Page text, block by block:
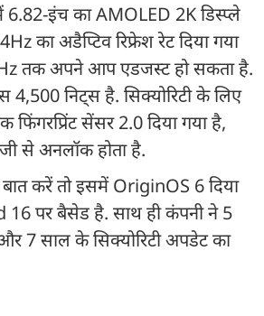
6.82-इंच का AMOLED 2K डिस्प्ले
का अडैप्टिव रिफ्रेश रेट दिया गया
तक अपने आप एडजस्ट हो सकता है.
4,500 निट्स है. सिक्योरिटी के लिए
फिंगरप्रिंट सेंसर 2.0 दिया गया है,
से अनलॉक होता है.
करें तो इसमें OriginOS 6 दिया
16 पर बैसेड है. साथ ही कंपनी ने 5
7 साल के सिक्योरिटी अपडेट का